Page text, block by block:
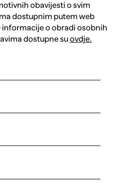
obavijesti o svim
dostupnim putem web
o obradi osobnih
dostupne suovdje.